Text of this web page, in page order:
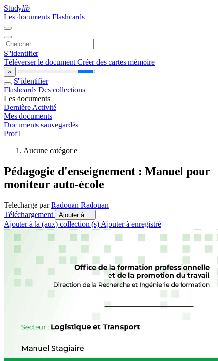
Studylib
Les documents Flashcards
S''identifier
Téléverser le document Créer des cartes mémoire
×
S''identifier
Flashcards Des collections
Les documents
Dernière Activité
Mes documents
Documents sauvegardés
Profil
Aucune catégorie
Pédagogie d'enseignement : Manuel pour
moniteur auto-école
Telechargé parRadouan Radouan
Téléchargement
Ajouter à ...
Ajouter à la (aux) collection (s) Ajouter à enregistré